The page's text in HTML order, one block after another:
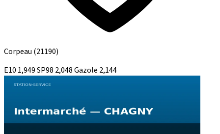
Corpeau (21190)
E10 1,949SP98 2,048Gazole 2,144